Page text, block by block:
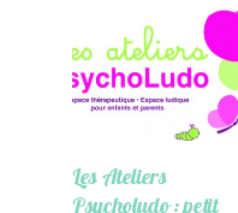
Les Ateliers
Psycholudo : petit